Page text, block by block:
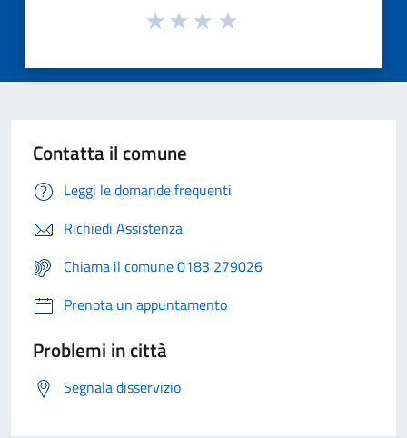
Contatta il comune
Leggi le domande frequenti
Richiedi Assistenza
Chiama il comune 0183 279026
Prenota un appuntamento
Problemi in città
Segnala disservizio